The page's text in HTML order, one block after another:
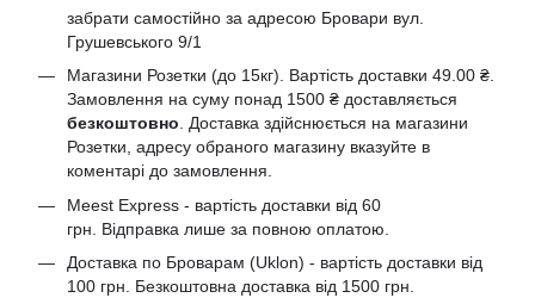
забрати самостійно за адресою Бровари вул.
Грушевського 9/1
Магазини Розетки (до 15кг). Вартість доставки 49.00 ₴.
Замовлення на суму понад 1500 ₴ доставляється
безкоштовно . Доставка здійснюється на магазини
Розетки, адресу обраного магазину вказуйте в
коментарі до замовлення.
Meest Express - вартість доставки від 60
грн. Відправка лише за повною оплатою.
Доставка по Броварам (Uklon) - вартість доставки від
100 грн. Безкоштовна доставка від 1500 грн.